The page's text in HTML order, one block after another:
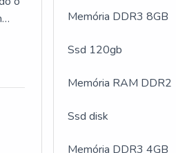
de
o
Memória DDR3 8GB
Ssd 120gb
Memória RAM DDR2
Ssd disk
Memória DDR3 4GB